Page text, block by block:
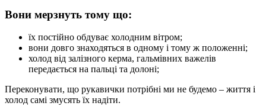
Вони мерзнуть тому що:
їх постійно обдуває холодним вітром;
вони довго знаходяться в одному і тому ж положенні;
холод від залізного керма, гальмівних важелів
передається на пальці та долоні;
Переконувати, що рукавички потрібні ми не будемо – життя і
холод самі змусять їх надіти.